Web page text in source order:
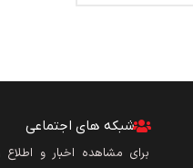
شبکه های اجتماعی
برای مشاهده اخبار و